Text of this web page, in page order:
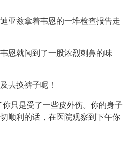
亚兹拿着韦恩的一堆检查报告走
恩就闻到了一股浓烈刺鼻的味
去换裤子呢！
你只是受了一些皮外伤。你的身子
顺利的话，在医院观察到下午你